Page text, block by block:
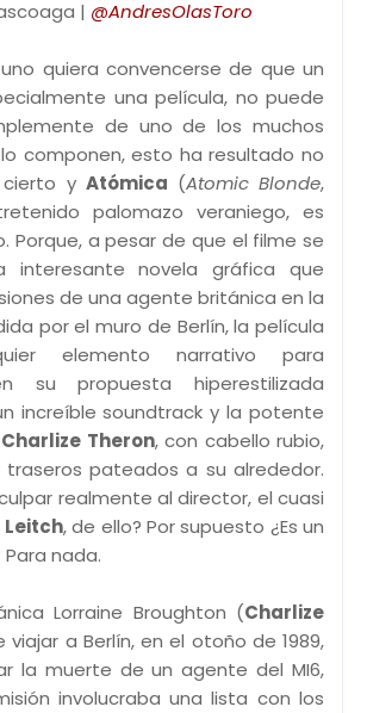
| @AndresOlasToro
quiera convencerse de que un
una película, no puede
de uno de los muchos
componen, esto ha resultado no
y Atómica (Atomic Blonde,
palomazo veraniego, es
Porque, a pesar de que el filme se
interesante novela gráfica que
de una agente británica en la
por el muro de Berlín, la película
elemento narrativo para
su propuesta hiperestilizada
increíble soundtrack y la potente
Charlize Theron, con cabello rubio,
pateados a su alrededor.
realmente al director, el cuasi
Leitch, de ello? Por supuesto ¿Es un
nada.
Lorraine Broughton (Charlize
viajar a Berlín, en el otoño de 1989,
la muerte de un agente del MI6,
involucraba una lista con los